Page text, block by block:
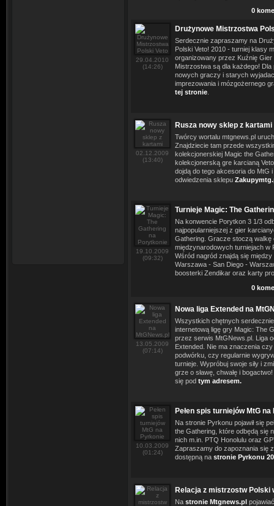
0
29.04.2010
(14:26)
Drużynowe Mistrzostwa
Serdecznie zapraszamy na
Polski Veto! 2010 - turniej klasy
organizowany przez Kuźnię Gier
Mistrzostwa są dla każdego! Dla
nowych graczy i starych
imprezowania i mózgożernego
tej stronie
02.12.2009
(13:40)
Rusza nowy sklep z kartami
Twórcy wortalu mtgnews.pl
Znajdziecie tam przede
kolekcjonerskiej Magic the
kolekcjonerską gre karcianą
dojdą do tego akcesoria do MtG
odwiedzenia sklepu
19.10.2009
(09:32)
Turnieje Magic: The
Na konwencie Porytkon 3 1/3
najpopularniejszej z gier
Gathering. Gracze stoczą walkę
międzynarodowych turniejach w
Wśród nagród znajdą się między
Warszawa - San Diego -
boosterki Zendikar oraz karty
0
13.05.2009
(07:14)
Nowa liga Extended na
Wszystkich chętnych
internetową ligę gry Magic: The
przez serwis MtGNews.pl. Liga
Extended. Nie ma znaczenia
podwórku, czy regularnie
turnieje. Wypróbuj swoje siły i
grze o sławę, chwałę i
się pod tym adresem.
10.03.2009
(01:24)
Pełen spis turniejów MtG
Na stronie Pyrkonu pojawił się
the Gathering, które odbędą się
nich m.in. PTQ Honolulu oraz
Zapraszamy do zapoznania się
dostępną na stronie Pyrkonu
Relacja z mistrzostw Polski
Na stronie Mtgnews.pl